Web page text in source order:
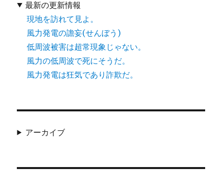
最新の更新情報
現地を訪れて見よ。
風力発電の譫妄(せんぼう)
低周波被害は超常現象じゃない。
風力の低周波で死にそうだ。
風力発電は狂気であり詐欺だ。
アーカイブ